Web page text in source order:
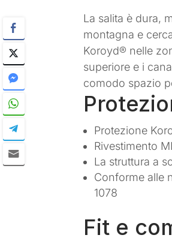
La salita è dura,
montagna e
Koroyd® nelle
superiore e i
comodo spazio
Protezione
Rivestimento
La struttura a
Conforme alle
1078
Fit e